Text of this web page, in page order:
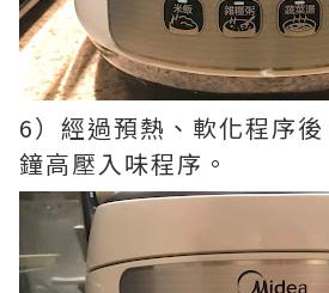
6）經過預熱、軟化程序
鐘高壓入味程序。